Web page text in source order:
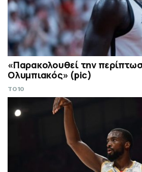
«Παρακολουθεί την
Ολυμπιακός» (pic)
TO10